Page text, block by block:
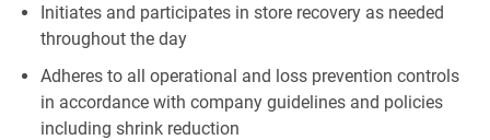
Initiates and participates in store recovery as needed
throughout the day
Adheres to all operational and loss prevention controls
in accordance with company guidelines and policies
including shrink reduction